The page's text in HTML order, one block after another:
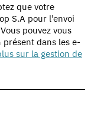
que votre
S.A pour l’envoi
pouvez vous
dans les e-
sur la gestion de